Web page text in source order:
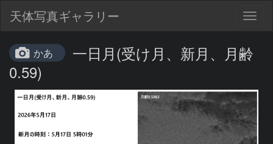
天体写真ギャラリー
かあ
一日月(受け月、新月、月齢
0.59)